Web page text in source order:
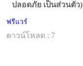
ปลอดภัย เป็นส่วนตัว)
ฟรีแวร์
ดาวน์โหลด : 7